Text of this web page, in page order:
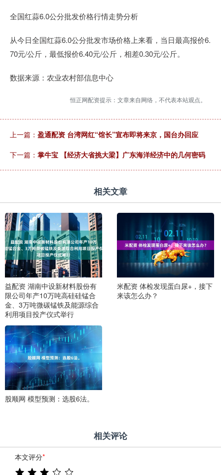
全国红蒜6.0公分批发价格行情走势分析
从今日全国红蒜6.0公分批发市场价格上来看，当日最高报价6.
70元/公斤，最低报价6.40元/公斤，相差0.30元/公斤。
数据来源：农业农村部信息中心
恒正网配资提示：文章来自网络，不代表本站观点。
上一篇： 盈通配资 台湾网红“馆长”宣布即将来京，国台办回应
下一篇： 掌牛宝 【经济大省挑大梁】广东海洋经济中的几何密码
相关文章
益配资 湖南中设新材料股份有
限公司年产10万吨高硅硅锰合
金、3万吨微碳锰铁及能源综合
利用项目投产仪式举行
米配资 体检发现蛋白尿+，接下
来该怎么办？
股顺网 模型预测：选股6法。
相关评论
本文评分*